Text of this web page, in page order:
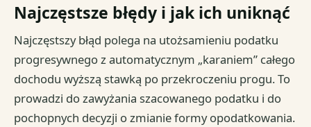
Najczęstsze błędy i jak ich uniknąć
Najczęstszy błąd polega na utożsamieniu podatku
progresywnego z automatycznym „karaniem” całego
dochodu wyższą stawką po przekroczeniu progu. To
prowadzi do zawyżania szacowanego podatku i do
pochopnych decyzji o zmianie formy opodatkowania.